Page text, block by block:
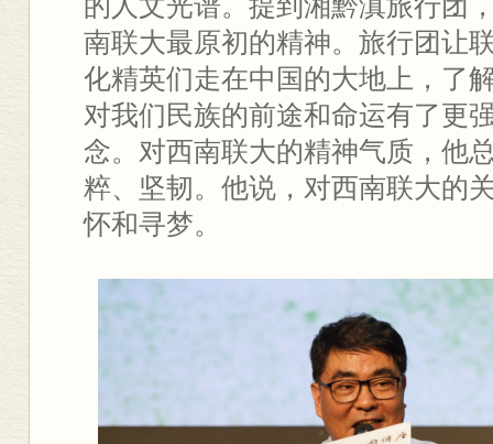
的人文光谱。提到湘黔滇旅行团
南联大最原初的精神。旅行团
化精英们走在中国的大地上，了
对我们民族的前途和命运有了更
念。对西南联大的精神气质，他
粹、坚韧。他说，对西南联大的
怀和寻梦。